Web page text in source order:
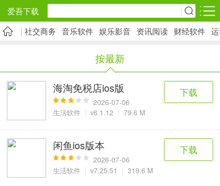
爱吾下载
安卓应用 安卓游戏
5千+款应用
社交通讯
2千+款应用
1万+款应用
实用工具
2万+款应用
金融理财
2百+款应用
6千+款应用
资讯阅读
1万+款应用
学习办公
3万+款应用
生活服务
社交商务 音乐软件 娱乐影音 资讯阅读 财经软件
按最新
海淘免税店ios版
2026-07-06
生活软件
v6.1.12 79.6 M
下载
闲鱼ios版本
2026-07-06
生活软件
v7.25.51 319.6 M
下载